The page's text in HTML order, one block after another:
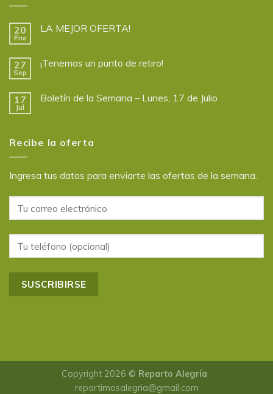
20
Ene
LA MEJOR OFERTA!
27
Sep
¡Tenemos un punto de retiro!
17
Jul
Boletín de la Semana – Lunes, 17 de Julio
Recibe la oferta
Ingresa tus datos para enviarte las ofertas de la semana.
Copyright 2026 © Reparto Alegría ·
repartimosalegria@gmail.com